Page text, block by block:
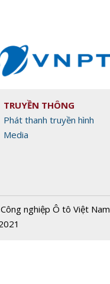
TRUYỀN THÔNG
Phát thanh truyền hình
Media
Công nghiệp Ô tô Việt Nam